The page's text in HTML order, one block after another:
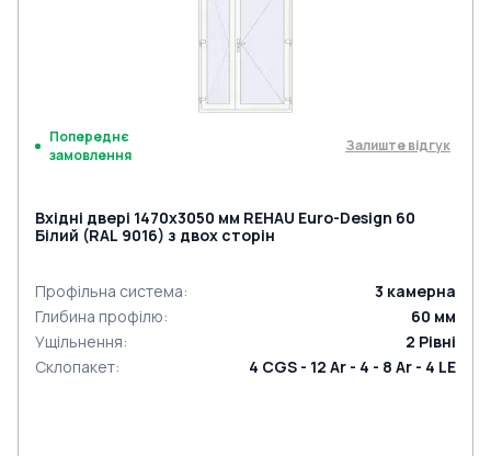
Попереднє
замовлення
Залиште відгук
Вхідні двері 1470x3050 мм REHAU Euro-Design 60
Білий (RAL 9016) з двох сторін
Профільна система: 3 камерна
Глибина профілю: 60 мм
Ущільнення: 2 Рівні
Склопакет: 4 CGS - 12 Ar - 4 - 8 Ar - 4 LE